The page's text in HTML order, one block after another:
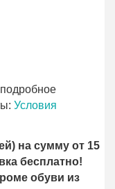
Условия
на сумму от 15
бесплатно!
обуви из